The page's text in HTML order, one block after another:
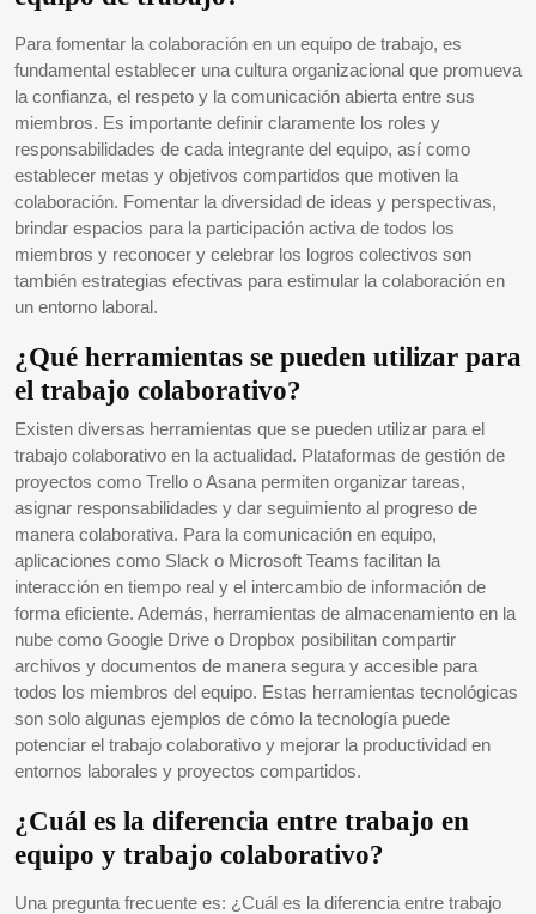
Para fomentar la colaboración en un equipo de trabajo, es
fundamental establecer una cultura organizacional que promueva
la confianza, el respeto y la comunicación abierta entre sus
miembros. Es importante definir claramente los roles y
responsabilidades de cada integrante del equipo, así como
establecer metas y objetivos compartidos que motiven la
colaboración. Fomentar la diversidad de ideas y perspectivas,
brindar espacios para la participación activa de todos los
miembros y reconocer y celebrar los logros colectivos son
también estrategias efectivas para estimular la colaboración en
un entorno laboral.
¿Qué herramientas se pueden utilizar para
el trabajo colaborativo?
Existen diversas herramientas que se pueden utilizar para el
trabajo colaborativo en la actualidad. Plataformas de gestión de
proyectos como Trello o Asana permiten organizar tareas,
asignar responsabilidades y dar seguimiento al progreso de
manera colaborativa. Para la comunicación en equipo,
aplicaciones como Slack o Microsoft Teams facilitan la
interacción en tiempo real y el intercambio de información de
forma eficiente. Además, herramientas de almacenamiento en la
nube como Google Drive o Dropbox posibilitan compartir
archivos y documentos de manera segura y accesible para
todos los miembros del equipo. Estas herramientas tecnológicas
son solo algunas ejemplos de cómo la tecnología puede
potenciar el trabajo colaborativo y mejorar la productividad en
entornos laborales y proyectos compartidos.
¿Cuál es la diferencia entre trabajo en
equipo y trabajo colaborativo?
Una pregunta frecuente es: ¿Cuál es la diferencia entre trabajo